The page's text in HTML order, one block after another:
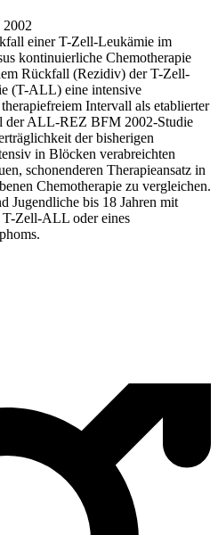
einer T-Zell-Leukämie im
kontinuierliche Chemotherapie
Rückfall (Rezidiv) der T-Zell-
(T-ALL) eine intensive
Intervall als etablierter
der ALL-REZ BFM 2002-Studie
der bisherigen
in Blöcken verabreichten
schonenderen Therapieansatz in
Chemotherapie zu vergleichen.
Jugendliche bis 18 Jahren mit
Zell-ALL oder eines